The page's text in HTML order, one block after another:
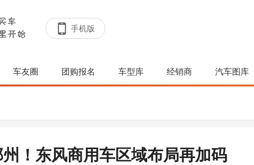
手机版
车友圈 团购报名 车型库 经销商 汽车图库
！东风商用车区域布局再加码